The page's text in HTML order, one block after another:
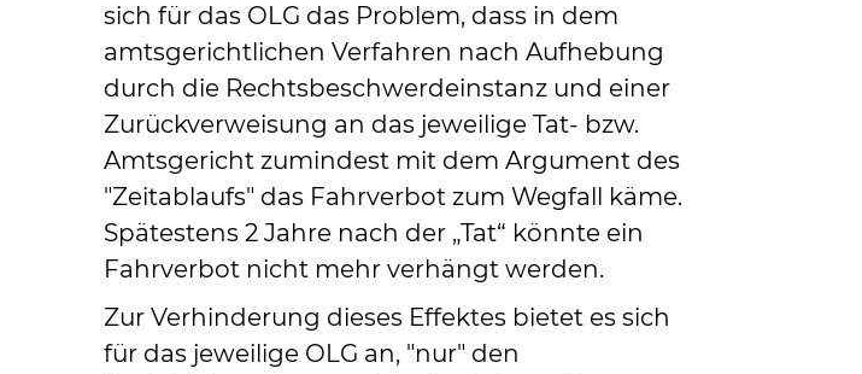
sich für das OLG das Problem, dass in dem
amtsgerichtlichen Verfahren nach Aufhebung
durch die Rechtsbeschwerdeinstanz und einer
Zurückverweisung an das jeweilige Tat- bzw.
Amtsgericht zumindest mit dem Argument des
"Zeitablaufs" das Fahrverbot zum Wegfall käme.
Spätestens 2 Jahre nach der „Tat“ könnte ein
Fahrverbot nicht mehr verhängt werden.
Zur Verhinderung dieses Effektes bietet es sich
für das jeweilige OLG an, "nur" den